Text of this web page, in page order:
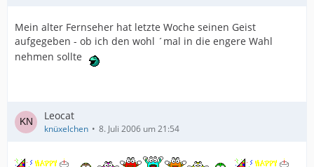
Mein alter Fernseher hat letzte Woche seinen Geist
aufgegeben - ob ich den wohl ´mal in die engere Wahl
nehmen sollte
Leocat
knüxelchen 8. Juli 2006 um 21:54